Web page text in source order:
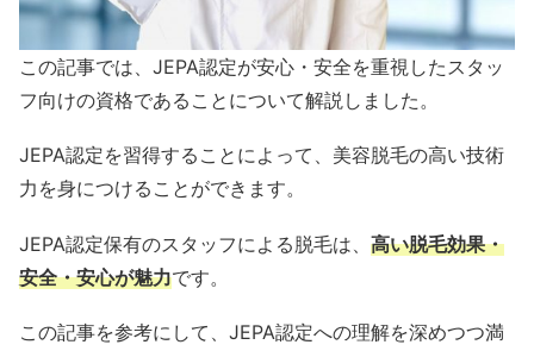
この記事では、JEPA認定が安心・安全を重視したスタッ
フ向けの資格であることについて解説しました。
JEPA認定を習得することによって、美容脱毛の高い技術
力を身につけることができます。
JEPA認定保有のスタッフによる脱毛は、 高い脱毛効果・
安全・安心が魅力です。
この記事を参考にして、JEPA認定への理解を深めつつ満